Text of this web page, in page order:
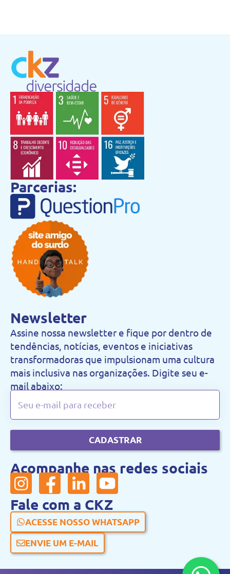
Parcerias:
Newsletter
Assine nossa newsletter e fique por dentro de
tendências, notícias, eventos e iniciativas
transformadoras que impulsionam uma cultura
mais inclusiva nas organizações. Digite seu e-
mail abaixo:
CADASTRAR
Acompanhe nas redes sociais
Fale com a CKZ
ACESSE NOSSO WHATSAPP
ENVIE UM E-MAIL